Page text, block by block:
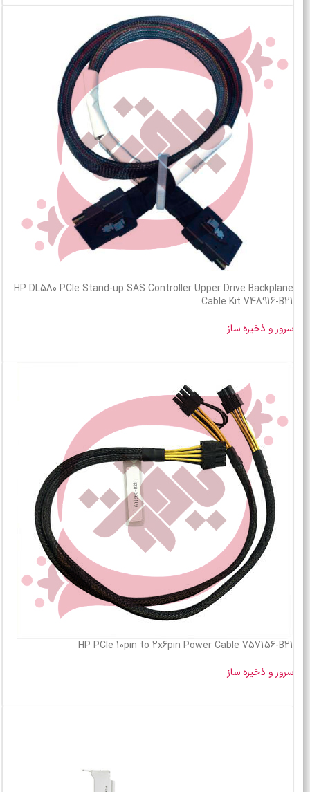
HP DL580 PCIe Stand-up SAS Controller Upper Drive Backplane
Cable Kit 748916-B21
سرور و ذخیره ساز
HP PCIe 10pin to 2x6pin Power Cable 757156-B21
سرور و ذخیره ساز